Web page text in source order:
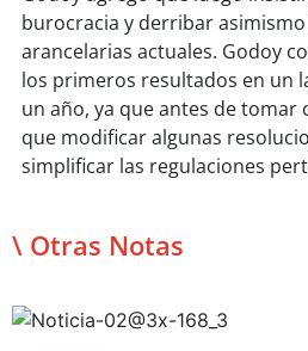
burocracia y derribar
arancelarias actuales. Godoy
los primeros resultados en un
un año, ya que antes de tomar
que modificar algunas
simplificar las regulaciones
\ Otras Notas